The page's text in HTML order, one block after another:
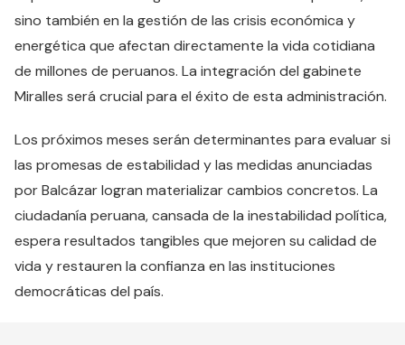
sino también en la gestión de las crisis económica y
energética que afectan directamente la vida cotidiana
de millones de peruanos. La integración del gabinete
Miralles será crucial para el éxito de esta administración.
Los próximos meses serán determinantes para evaluar si
las promesas de estabilidad y las medidas anunciadas
por Balcázar logran materializar cambios concretos. La
ciudadanía peruana, cansada de la inestabilidad política,
espera resultados tangibles que mejoren su calidad de
vida y restauren la confianza en las instituciones
democráticas del país.